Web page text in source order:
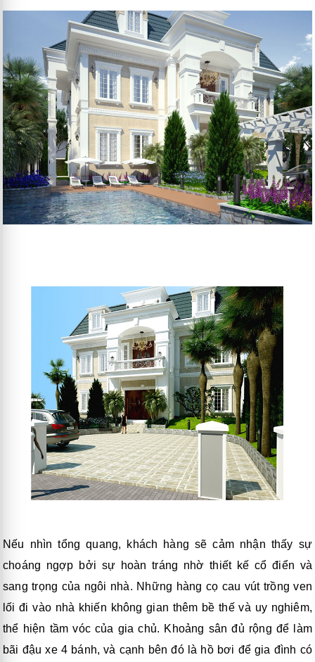
Nếu nhìn tổng quang, khách hàng sẽ cảm nhận thấy sự
choáng ngợp bởi sự hoàn tráng nhờ thiết kế cổ điển và
sang trọng của ngôi nhà. Những hàng cọ cau vút trồng ven
lối đi vào nhà khiến không gian thêm bề thế và uy nghiêm,
thể hiện tầm vóc của gia chủ. Khoảng sân đủ rộng để làm
bãi đậu xe 4 bánh, và cạnh bên đó là hồ bơi để gia đình có